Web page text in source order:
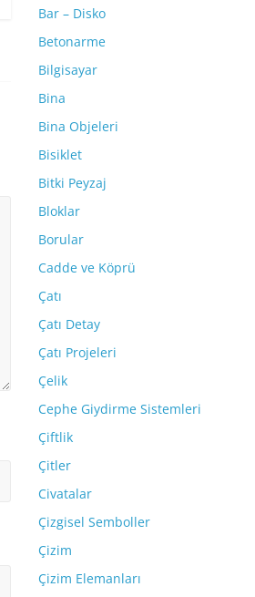
Bar – Disko
Betonarme
Bilgisayar
Bina
Bina Objeleri
Bisiklet
Bitki Peyzaj
Bloklar
Borular
Cadde ve Köprü
Çatı
Çatı Detay
Çatı Projeleri
Çelik
Cephe Giydirme Sistemleri
Çiftlik
Çitler
Civatalar
Çizgisel Semboller
Çizim
Çizim Elemanları